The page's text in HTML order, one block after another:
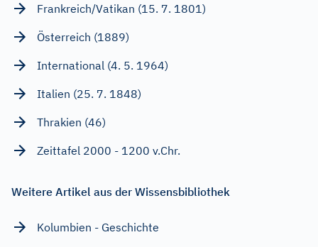
Frankreich/Vatikan (15. 7. 1801)
Österreich (1889)
International (4. 5. 1964)
Italien (25. 7. 1848)
Thrakien (46)
Zeittafel 2000 - 1200 v.Chr.
Weitere Artikel aus der Wissensbibliothek
Kolumbien - Geschichte